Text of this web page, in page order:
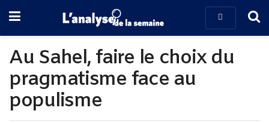
Au Sahel, faire le choix du
pragmatisme face au
populisme